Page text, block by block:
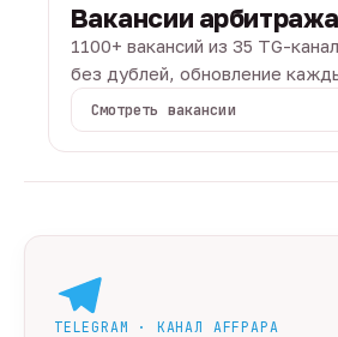
Вакансии арбитража
1100+ вакансий из 35 TG-
без дублей, обновление
Смотреть вакансии
TELEGRAM · КАНАЛ AFFPAPA